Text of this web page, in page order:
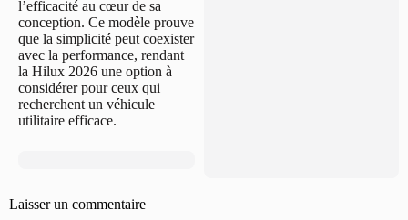
l’efficacité au cœur de sa
conception. Ce modèle prouve
que la simplicité peut coexister
avec la performance, rendant
la Hilux 2026 une option à
considérer pour ceux qui
recherchent un véhicule
utilitaire efficace.
Laisser un commentaire